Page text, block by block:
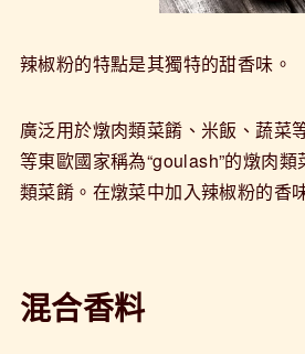
辣椒粉的特點是其獨特的甜香味。
廣泛用於燉肉類菜餚、米飯、蔬菜
等東歐國家稱為“goulash”的燉肉
類菜餚。在燉菜中加入辣椒粉的香
混合香料